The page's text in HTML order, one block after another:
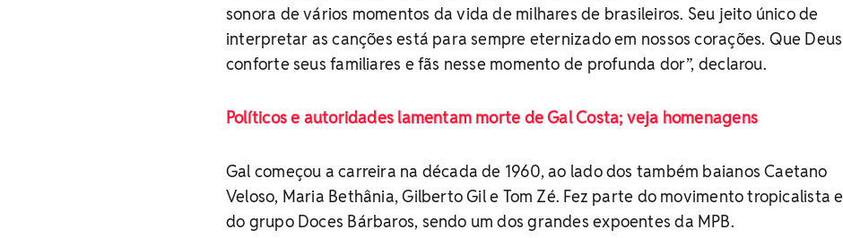
sonora de vários momentos da vida de milhares de brasileiros. Seu jeito único de
interpretar as canções está para sempre eternizado em nossos corações. Que Deus
conforte seus familiares e fãs nesse momento de profunda dor”, declarou.
Políticos e autoridades lamentam morte de Gal Costa; veja homenagens
Gal começou a carreira na década de 1960, ao lado dos também baianos Caetano
Veloso, Maria Bethânia, Gilberto Gil e Tom Zé. Fez parte do movimento tropicalista e
do grupo Doces Bárbaros, sendo um dos grandes expoentes da MPB.